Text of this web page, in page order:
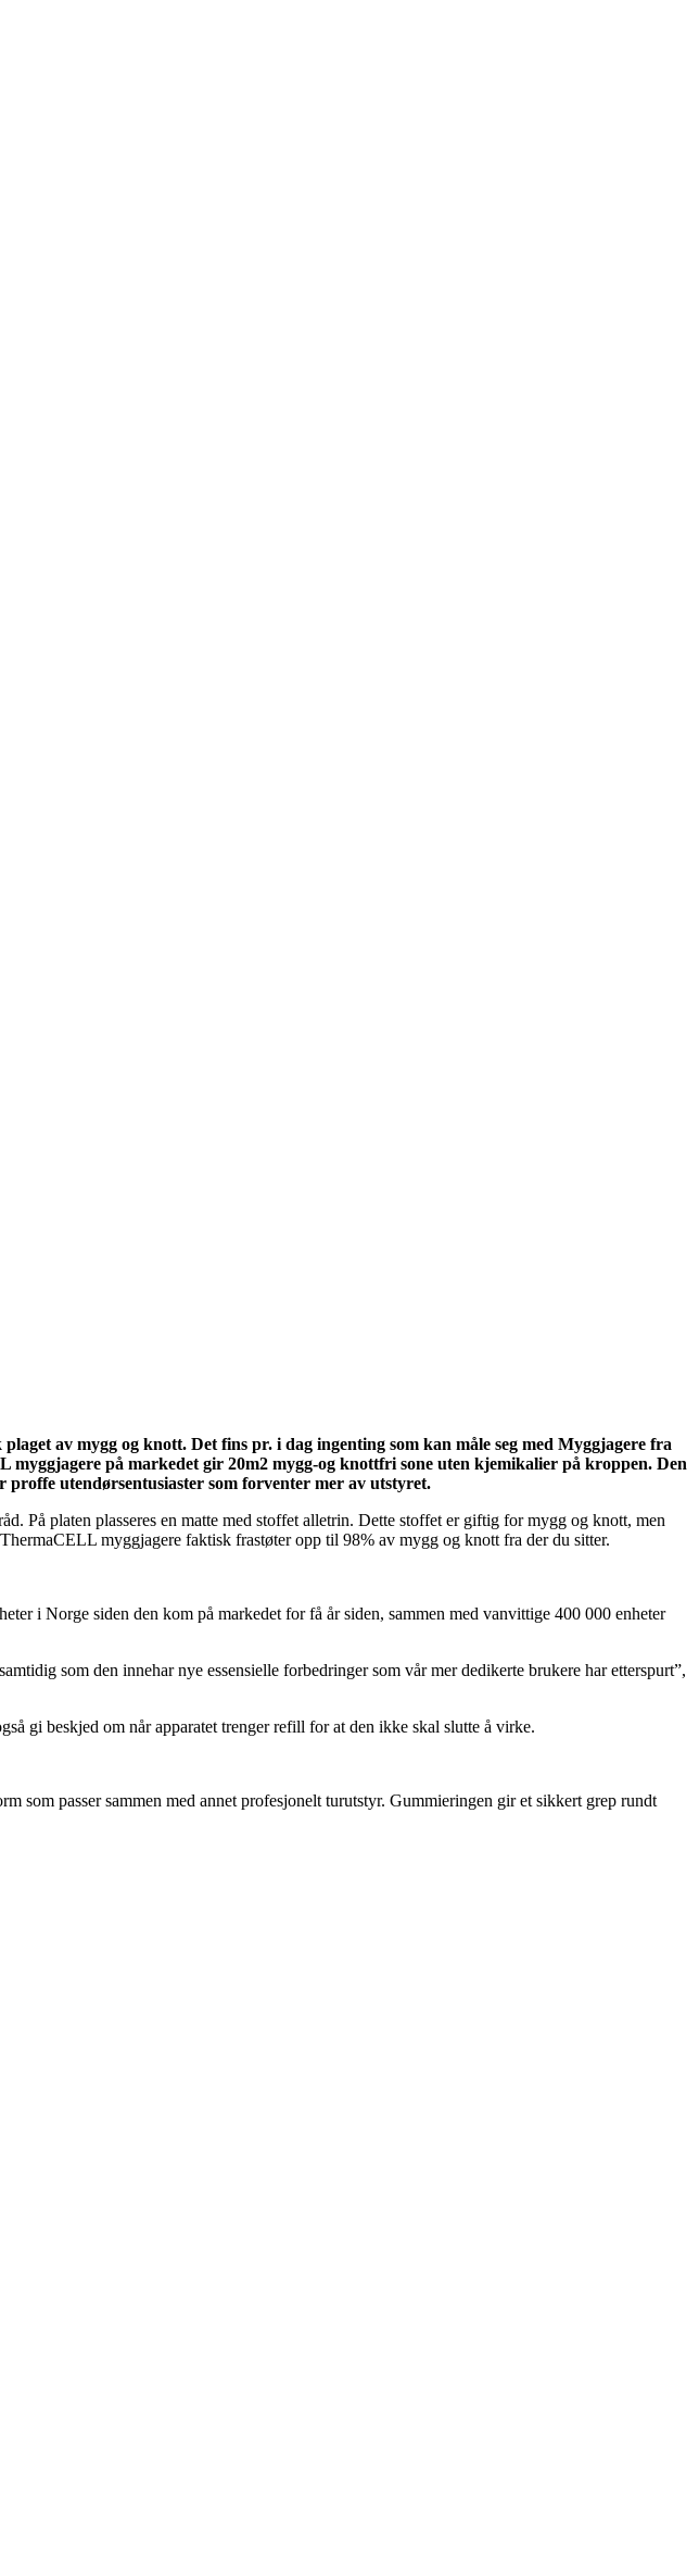
av mygg og knott. Det fins pr. i dag ingenting som kan måle seg med Myggjagere fra
på markedet gir 20m2 mygg-og knottfri sone uten kjemikalier på kroppen. Den
utendørsentusiaster som forventer mer av utstyret.
På platen plasseres en matte med stoffet alletrin. Dette stoffet er giftig for mygg og knott, men
myggjagere faktisk frastøter opp til 98% av mygg og knott fra der du sitter.
i Norge siden den kom på markedet for få år siden, sammen med vanvittige 400 000 enheter
som den innehar nye essensielle forbedringer som vår mer dedikerte brukere har etterspurt”,
gi beskjed om når apparatet trenger refill for at den ikke skal slutte å virke.
som passer sammen med annet profesjonelt turutstyr. Gummieringen gir et sikkert grep rundt